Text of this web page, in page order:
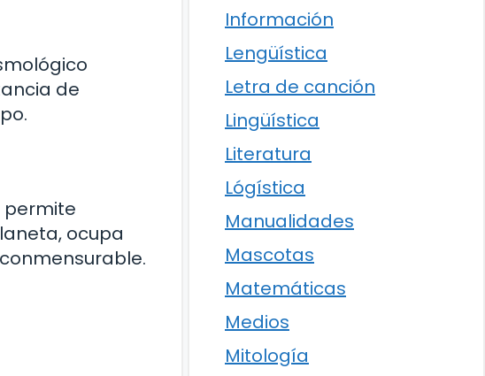
de
permite
ocupa
Información
Lengüística
Letra de canción
Lingüística
Literatura
Lógística
Manualidades
Mascotas
Matemáticas
Medios
Mitología